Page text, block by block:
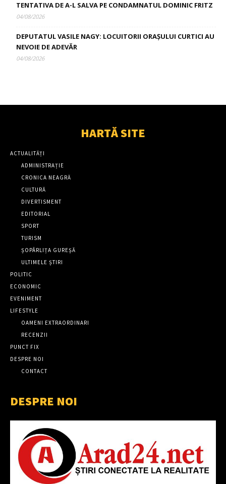
TENTATIVA DE A-L SALVA PE CONDAMNATUL DOMINIC FRITZ
04/08/2026
DEPUTATUL VASILE NAGY: LOCUITORII ORAȘULUI CURTICI AU
NEVOIE DE ADEVĂR
04/08/2026
HARTĂ SITE
ACTUALITĂȚI
ADMINISTRAȚIE
CRONICA NEAGRĂ
CULTURĂ
DIVERTISMENT
EDITORIAL
SPORT
TURISM
ȘOPÂRLIȚA GUREȘĂ
ULTIMELE ȘTIRI
POLITIC
ECONOMIC
EVENIMENT
LIFESTYLE
OAMENI EXTRAORDINARI
RECENZII
PUNCT FIX
DESPRE NOI
CONTACT
DESPRE NOI